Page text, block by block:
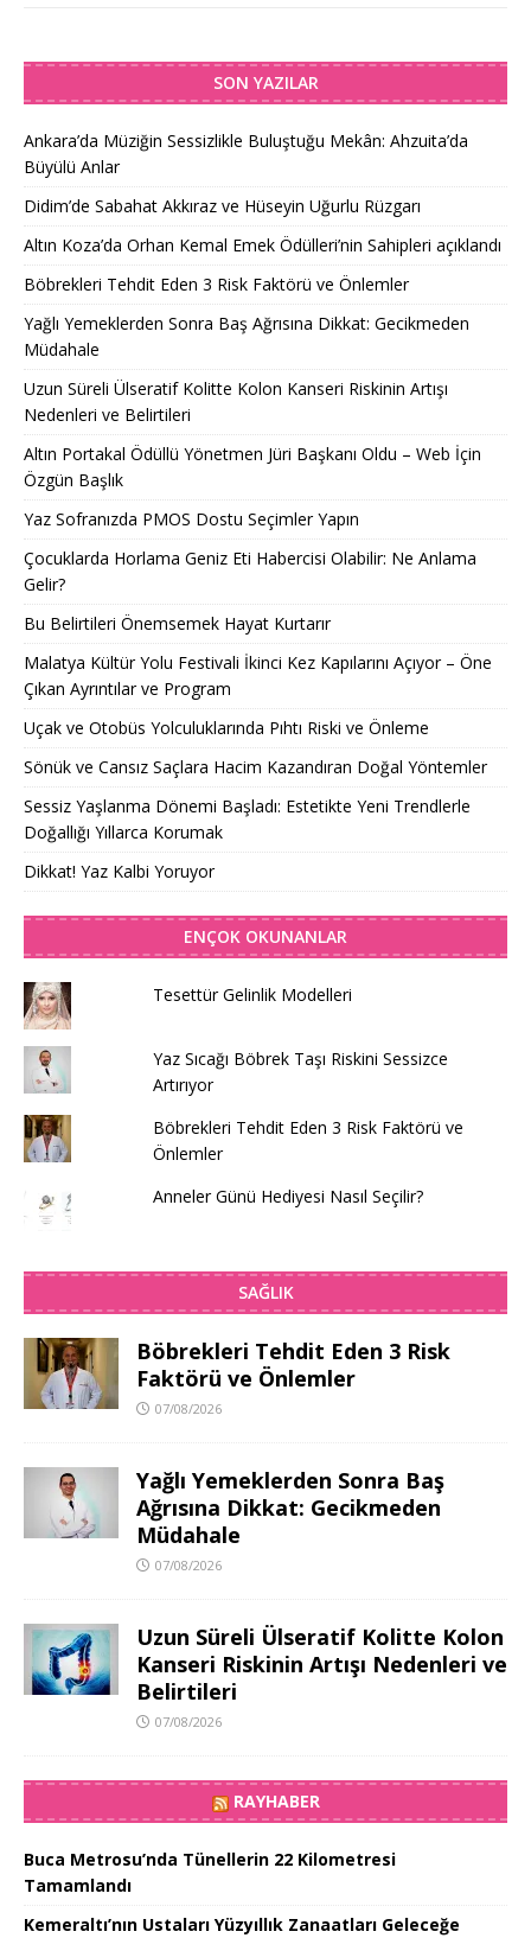
SON YAZILAR
Ankara’da Müziğin Sessizlikle Buluştuğu Mekân: Ahzuita’da
Büyülü Anlar
Didim’de Sabahat Akkıraz ve Hüseyin Uğurlu Rüzgarı
Altın Koza’da Orhan Kemal Emek Ödülleri’nin Sahipleri açıklandı
Böbrekleri Tehdit Eden 3 Risk Faktörü ve Önlemler
Yağlı Yemeklerden Sonra Baş Ağrısına Dikkat: Gecikmeden
Müdahale
Uzun Süreli Ülseratif Kolitte Kolon Kanseri Riskinin Artışı
Nedenleri ve Belirtileri
Altın Portakal Ödüllü Yönetmen Jüri Başkanı Oldu – Web İçin
Özgün Başlık
Yaz Sofranızda PMOS Dostu Seçimler Yapın
Çocuklarda Horlama Geniz Eti Habercisi Olabilir: Ne Anlama
Gelir?
Bu Belirtileri Önemsemek Hayat Kurtarır
Malatya Kültür Yolu Festivali İkinci Kez Kapılarını Açıyor – Öne
Çıkan Ayrıntılar ve Program
Uçak ve Otobüs Yolculuklarında Pıhtı Riski ve Önleme
Sönük ve Cansız Saçlara Hacim Kazandıran Doğal Yöntemler
Sessiz Yaşlanma Dönemi Başladı: Estetikte Yeni Trendlerle
Doğallığı Yıllarca Korumak
Dikkat! Yaz Kalbi Yoruyor
ENÇOK OKUNANLAR
Tesettür Gelinlik Modelleri
Yaz Sıcağı Böbrek Taşı Riskini Sessizce
Artırıyor
Böbrekleri Tehdit Eden 3 Risk Faktörü ve
Önlemler
Anneler Günü Hediyesi Nasıl Seçilir?
SAĞLIK
Böbrekleri Tehdit Eden 3 Risk
Faktörü ve Önlemler
07/08/2026
Yağlı Yemeklerden Sonra Baş
Ağrısına Dikkat: Gecikmeden
Müdahale
07/08/2026
Uzun Süreli Ülseratif Kolitte Kolon
Kanseri Riskinin Artışı Nedenleri ve
Belirtileri
07/08/2026
RAYHABER
Buca Metrosu’nda Tünellerin 22 Kilometresi
Tamamlandı
Kemeraltı’nın Ustaları Yüzyıllık Zanaatları Geleceğe